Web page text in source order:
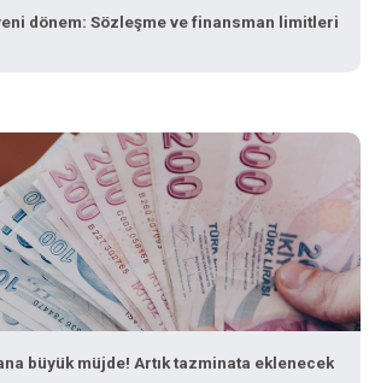
dönem: Sözleşme ve finansman limitleri
büyük müjde! Artık tazminata eklenecek